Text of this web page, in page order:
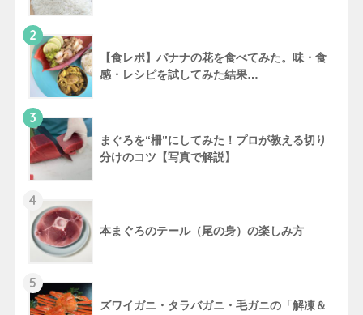
2
【食レポ】バナナの花を食べてみた。味・食
感・レシピを試してみた結果…
3
まぐろを“柵”にしてみた！プロが教える切り
分けのコツ【写真で解説】
4
本まぐろのテール（尾の身）の楽しみ方
5
ズワイガニ・タラバガニ・毛ガニの「解凍＆